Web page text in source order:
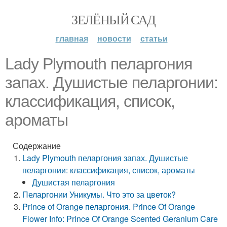
ЗЕЛЁНЫЙ САД
главная новости статьи
Lady Plymouth пеларгония
запах. Душистые пеларгонии:
классификация, список,
ароматы
Содержание
Lady Plymouth пеларгония запах. Душистые
пеларгонии: классификация, список, ароматы
Душистая пеларгония
Пеларгонии Уникумы. Что это за цветок?
Prince of Orange пеларгония. Prince Of Orange
Flower Info: Prince Of Orange Scented Geranium Care